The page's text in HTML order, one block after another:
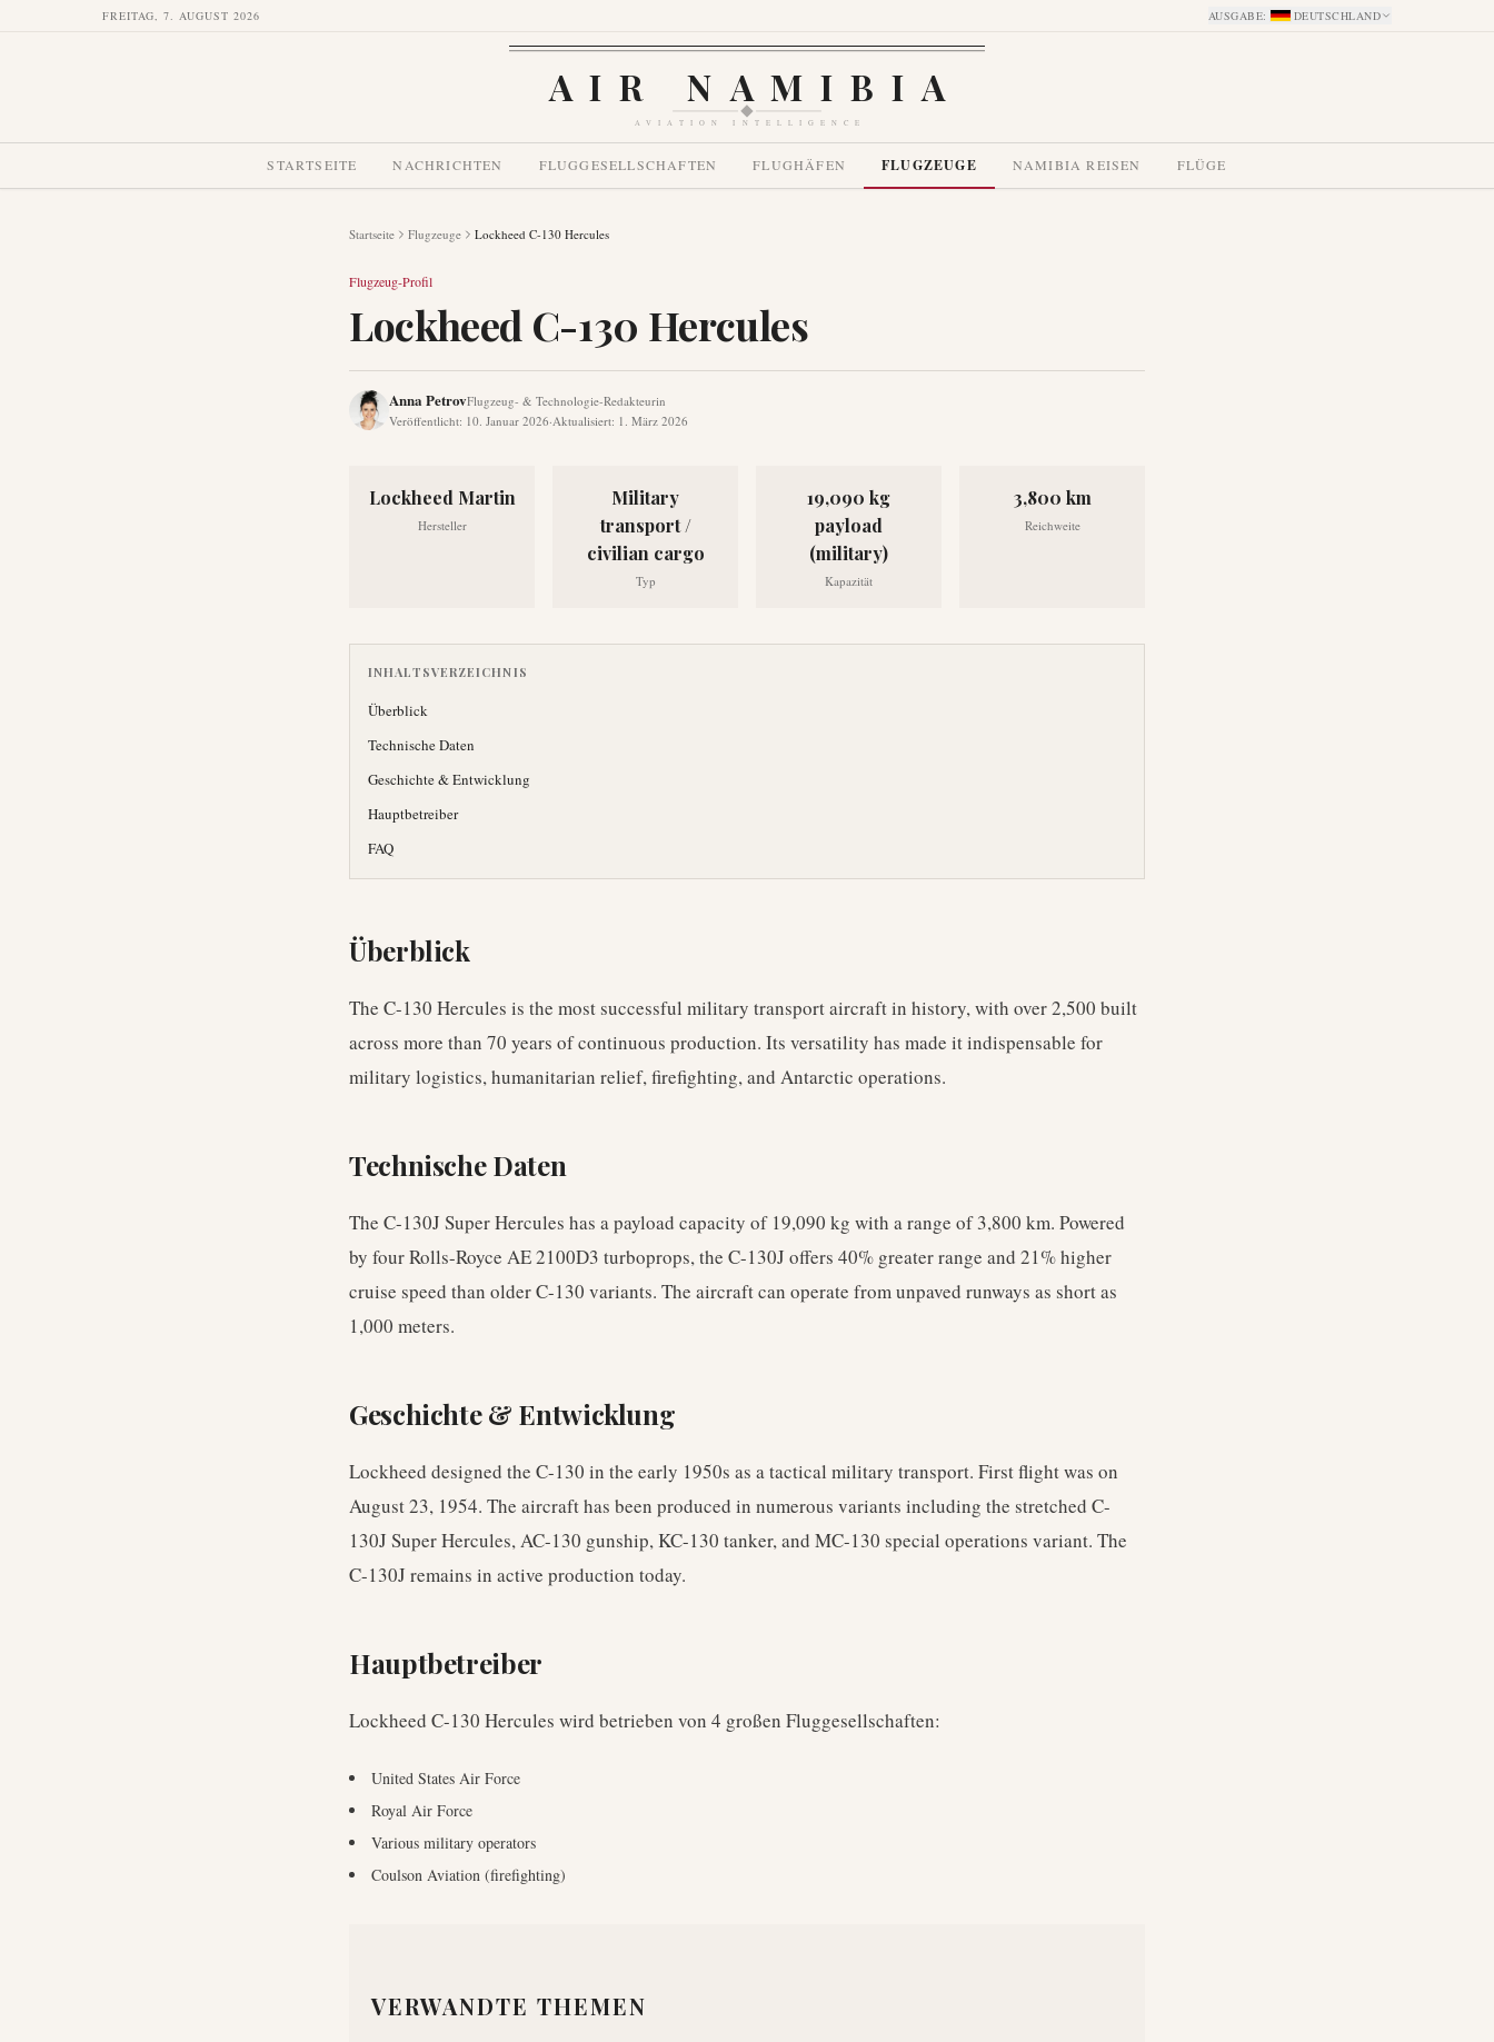
FREITAG, 7. AUGUST 2026 AUSGABE: DEUTSCHLAND
AIR NAMIBIA
AVIATION INTELLIGENCE
STARTSEITE NACHRICHTEN FLUGGESELLSCHAFTEN FLUGHÄFEN FLUGZEUGE NAMIBIA REISEN FLÜGE
Startseite Flugzeuge Lockheed C-130 Hercules
Flugzeug-Profil
Lockheed C-130 Hercules
Anna PetrovFlugzeug- & Technologie-Redakteurin
Veröffentlicht: 10. Januar 2026·Aktualisiert: 1. März 2026
Lockheed Martin
Hersteller
Military
transport /
civilian cargo
Typ
19,090 kg
payload
(military)
Kapazität
3,800 km
Reichweite
INHALTSVERZEICHNIS
Überblick
Technische Daten
Geschichte & Entwicklung
Hauptbetreiber
FAQ
Überblick
The C-130 Hercules is the most successful military transport aircraft in history, with over 2,500 built
across more than 70 years of continuous production. Its versatility has made it indispensable for
military logistics, humanitarian relief, firefighting, and Antarctic operations.
Technische Daten
The C-130J Super Hercules has a payload capacity of 19,090 kg with a range of 3,800 km. Powered
by four Rolls-Royce AE 2100D3 turboprops, the C-130J offers 40% greater range and 21% higher
cruise speed than older C-130 variants. The aircraft can operate from unpaved runways as short as
1,000 meters.
Geschichte & Entwicklung
Lockheed designed the C-130 in the early 1950s as a tactical military transport. First flight was on
August 23, 1954. The aircraft has been produced in numerous variants including the stretched C-
130J Super Hercules, AC-130 gunship, KC-130 tanker, and MC-130 special operations variant. The
C-130J remains in active production today.
Hauptbetreiber
Lockheed C-130 Hercules wird betrieben von 4 großen Fluggesellschaften:
United States Air Force
Royal Air Force
Various military operators
Coulson Aviation (firefighting)
VERWANDTE THEMEN